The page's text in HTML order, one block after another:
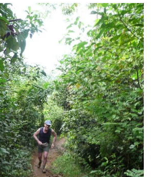
POUR VISUALISER